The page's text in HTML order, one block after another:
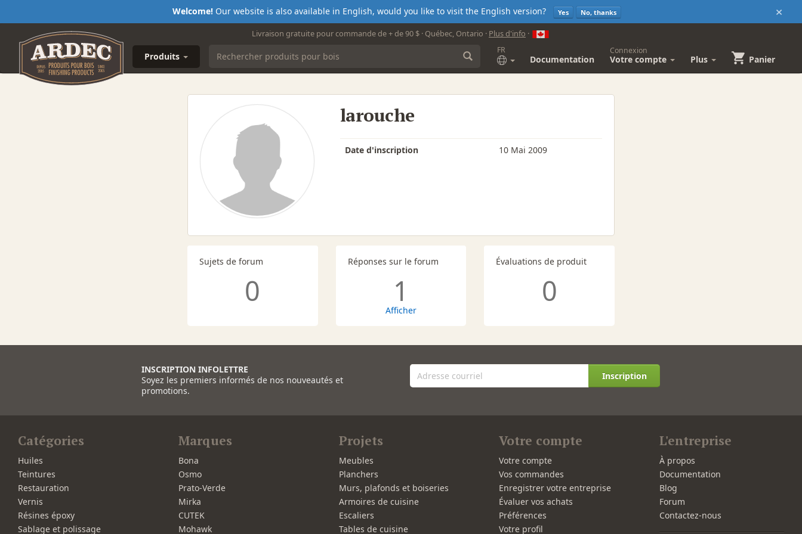
×
Welcome!Our website is also available in English, would you like to visit the English version? Yes No, thanks
Livraison gratuite pour commande de + de 90 $ · Québec, Ontario · Plus d'info ·
Produits
FR
Documentation
Connexion
Votre compte Plus Panier
larouche
Date d'inscription 10 Mai 2009
Sujets de forum
0
Réponses sur le forum
1
Afficher
Évaluations de produit
0
INSCRIPTION INFOLETTRE
Soyez les premiers informés de nos nouveautés et
promotions.
Inscription
Catégories
Huiles
Teintures
Restauration
Vernis
Résines époxy
Sablage et polissage
Marques
Bona
Osmo
Prato-Verde
Mirka
CUTEK
Mohawk
Projets
Meubles
Planchers
Murs, plafonds et boiseries
Armoires de cuisine
Escaliers
Tables de cuisine
Votre compte
Votre compte
Vos commandes
Enregistrer votre entreprise
Évaluer vos achats
Préférences
Votre profil
L'entreprise
À propos
Documentation
Blog
Forum
Contactez-nous